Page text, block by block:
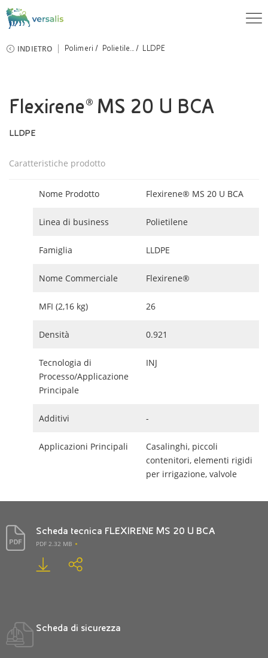
INDIETRO Polimeri Polietile... LLDPE
Flexirene® MS 20 U BCA
LLDPE
Caratteristiche prodotto
Nome Prodotto Flexirene® MS 20 U BCA
Linea di business Polietilene
Famiglia LLDPE
Nome Commerciale Flexirene®
MFI (2,16 kg) 26
Densità 0.921
Tecnologia di
Processo/Applicazione
Principale
INJ
Additivi -
Applicazioni Principali
Casalinghi, piccoli
contenitori, elementi rigidi
per irrigazione, valvole
Scheda tecnica FLEXIRENE MS 20 U BCA
PDF 2.32 MB
Scheda di sicurezza